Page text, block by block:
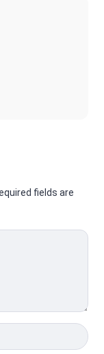
fields are